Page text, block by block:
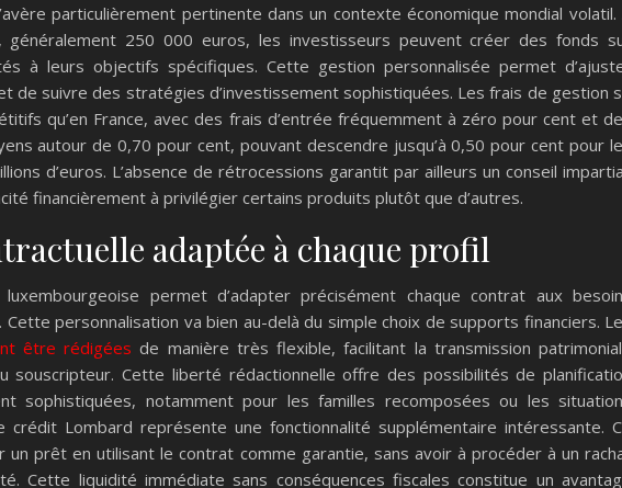
particulièrement pertinente dans un contexte économique mondial volatil.
généralement 250 000 euros, les investisseurs peuvent créer des fonds
à leurs objectifs spécifiques. Cette gestion personnalisée permet
de suivre des stratégies d’investissement sophistiquées. Les frais de gestion
qu’en France, avec des frais d’entrée fréquemment à zéro pour cent et
autour de 0,70 pour cent, pouvant descendre jusqu’à 0,50 pour cent pour
d’euros. L’absence de rétrocessions garantit par ailleurs un conseil
financièrement à privilégier certains produits plutôt que d’autres.
adaptée à chaque profil
permet d’adapter précisément chaque contrat aux
Cette personnalisation va bien au-delà du simple choix de supports financiers.
être rédigées de manière très flexible, facilitant la transmission
souscripteur. Cette liberté rédactionnelle offre des possibilités de
sophistiquées, notamment pour les familles recomposées ou les
crédit Lombard représente une fonctionnalité supplémentaire intéressante.
un prêt en utilisant le contrat comme garantie, sans avoir à procéder à un
Cette liquidité immédiate sans conséquences fiscales constitue un